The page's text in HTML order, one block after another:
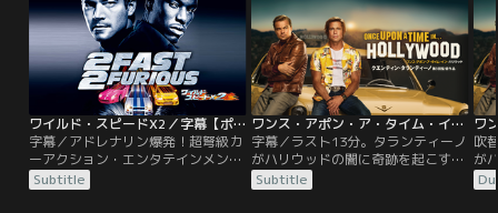
ワイルド・スピードX2／字幕【ポール・ウォーカー主演】
字幕／アドレナリン爆発！超弩級カ
ーアクション・エンタテインメント
第2弾！あらゆる人種が集まる街・
マイアミ。今晩も大金を賭けたスト
Subtitle
ワンス・アポン・ア・タイム・イン・ハリウッド／字幕
字幕／ラスト13分。タランティーノ
がハリウッドの闇に奇跡を起こす。
リック・ダルトンはピークを過ぎた
TV俳優。スターへの道が拓けず焦る
Subtitle
吹
が
リ
TV